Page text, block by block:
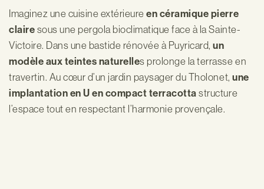
Imaginez une cuisine extérieureen céramique pierre
clairesous une pergola bioclimatique face à la Sainte-
Victoire. Dans une bastide rénovée à Puyricard,un
modèle aux teintes naturelles prolonge la terrasse en
travertin. Au cœur d’un jardin paysager du Tholonet,une
implantation en Uen compact terracottastructure
l’espace tout en respectant l’harmonie provençale.